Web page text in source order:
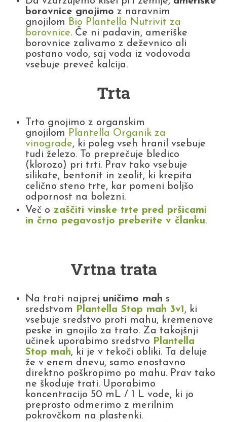
borovnice gnojimo z naravnim
gnojilom Bio Plantella Nutrivit za
borovnice. Če ni padavin, ameriške
borovnice zalivamo z deževnico ali
postano vodo, saj voda iz vodovoda
vsebuje preveč kalcija.
Trta
Trto gnojimo z organskim
gnojilom Plantella Organik za
vinograde, ki poleg vseh hranil vsebuje
tudi železo. To preprečuje bledico
(klorozo) pri trti. Prav tako vsebuje
silikate, bentonit in zeolit, ki krepita
celično steno trte, kar pomeni boljšo
odpornost na bolezni.
Več o zaščiti vinske trte pred pršicami
in črno pegavostjo preberite v članku.
Vrtna trata
Na trati najprej uničimo mah s
sredstvom Plantella Stop mah 3v1, ki
vsebuje sredstvo proti mahu, kremenove
peske in gnojilo za trato. Za takojšnji
učinek uporabimo sredstvo Plantella
Stop mah, ki je v tekoči obliki. Ta deluje
že v enem dnevu, samo enostavno
direktno poškropimo po mahu. Prav tako
ne škoduje trati. Uporabimo
koncentracijo 50 mL / 1 L vode, ki jo
preprosto odmerimo z merilnim
pokrovčkom na plastenki.